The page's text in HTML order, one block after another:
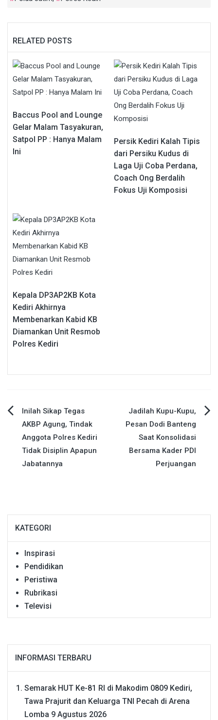
RELATED POSTS
Baccus Pool and Lounge
Gelar Malam Tasyakuran,
Satpol PP : Hanya Malam
Ini
Persik Kediri Kalah Tipis
dari Persiku Kudus di
Laga Uji Coba Perdana,
Coach Ong Berdalih
Fokus Uji Komposisi
Kepala DP3AP2KB Kota
Kediri Akhirnya
Membenarkan Kabid KB
Diamankan Unit Resmob
Polres Kediri
Navigasi
pos
Inilah Sikap Tegas
AKBP Agung, Tindak
Anggota Polres Kediri
Tidak Disiplin Apapun
Jabatannya
Jadilah Kupu-Kupu,
Pesan Dodi Banteng
Saat Konsolidasi
Bersama Kader PDI
Perjuangan
KATEGORI
Inspirasi
Pendidikan
Peristiwa
Rubrikasi
Televisi
INFORMASI TERBARU
Semarak HUT Ke-81 RI di Makodim 0809 Kediri,
Tawa Prajurit dan Keluarga TNI Pecah di Arena
Lomba 9 Agustus 2026